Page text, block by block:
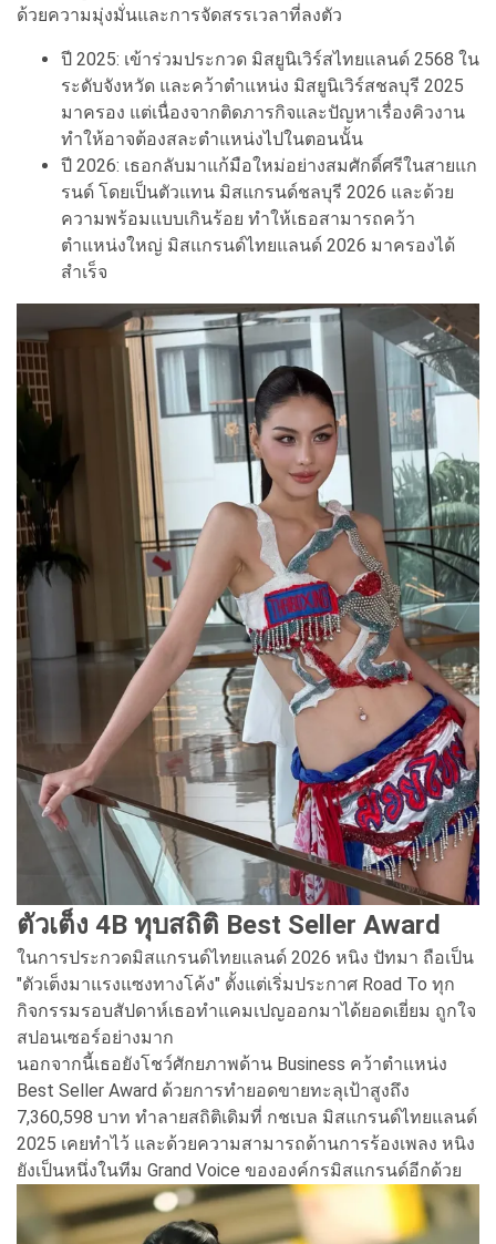
ด้วยความมุ่งมั่นและการจัดสรรเวลาที่ลงตัว
ปี 2025: เข้าร่วมประกวด มิสยูนิเวิร์สไทยแลนด์ 2568 ใน
ระดับจังหวัด และคว้าตำแหน่ง มิสยูนิเวิร์สชลบุรี 2025
มาครอง แต่เนื่องจากติดภารกิจและปัญหาเรื่องคิวงาน
ทำให้อาจต้องสละตำแหน่งไปในตอนนั้น
ปี 2026: เธอกลับมาแก้มือใหม่อย่างสมศักดิ์ศรีในสายแก
รนด์ โดยเป็นตัวแทน มิสแกรนด์ชลบุรี 2026 และด้วย
ความพร้อมแบบเกินร้อย ทำให้เธอสามารถคว้า
ตำแหน่งใหญ่ มิสแกรนด์ไทยแลนด์ 2026 มาครองได้
สำเร็จ
ตัวเต็ง 4B ทุบสถิติ Best Seller Award
ในการประกวดมิสแกรนด์ไทยแลนด์ 2026 หนิง ปัทมา ถือเป็น
"ตัวเต็งมาแรงแซงทางโค้ง" ตั้งแต่เริ่มประกาศ Road To ทุก
กิจกรรมรอบสัปดาห์เธอทำแคมเปญออกมาได้ยอดเยี่ยม ถูกใจ
สปอนเซอร์อย่างมาก
นอกจากนี้เธอยังโชว์ศักยภาพด้าน Business คว้าตำแหน่ง
Best Seller Award ด้วยการทำยอดขายทะลุเป้าสูงถึง
7,360,598 บาท ทำลายสถิติเดิมที่ กชเบล มิสแกรนด์ไทยแลนด์
2025 เคยทำไว้ และด้วยความสามารถด้านการร้องเพลง หนิง
ยังเป็นหนึ่งในทีม Grand Voice ขององค์กรมิสแกรนด์อีกด้วย